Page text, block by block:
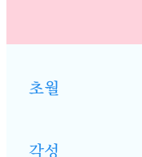
초월
각성